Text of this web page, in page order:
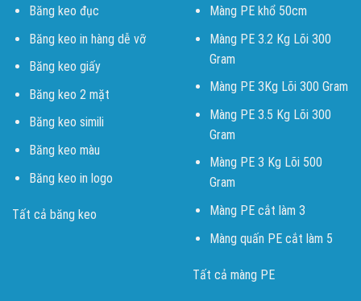
Băng keo đục
Băng keo in hàng dễ vỡ
Băng keo giấy
Băng keo 2 mặt
Băng keo simili
Băng keo màu
Băng keo in logo
Tất cả băng keo
Màng PE khổ 50cm
Màng PE 3.2 Kg Lõi 300
Gram
Màng PE 3Kg Lõi 300 Gram
Màng PE 3.5 Kg Lõi 300
Gram
Màng PE 3 Kg Lõi 500
Gram
Màng PE cắt làm 3
Màng quấn PE cắt làm 5
Tất cả màng PE